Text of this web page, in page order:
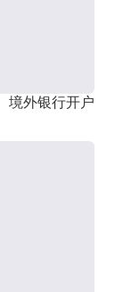
境外银行开户